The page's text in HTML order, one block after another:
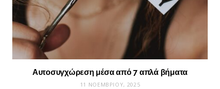
Αυτοσυγχώρεση μέσα από 7 απλά βήματα
11 ΝΟΕΜΒΡΊΟΥ, 2025